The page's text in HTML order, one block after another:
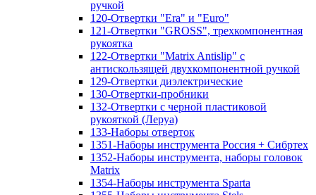
ручкой
120-Отвертки "Era" и "Euro"
121-Отвертки "GROSS", трехкомпонентная
рукоятка
122-Отвертки "Matrix Antislip" с
антискользящей двухкомпонентной ручкой
129-Отвертки диэлектрические
130-Отвертки-пробники
132-Отвертки с черной пластиковой
рукояткой (Леруа)
133-Наборы отверток
1351-Наборы инструмента Россия + Сибртех
1352-Наборы инструмента, наборы головок
Matrix
1354-Наборы инструмента Sparta